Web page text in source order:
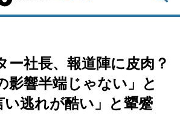
ー社長、報道陣に皮肉？
影響半端じゃない」と
い逃れが酷い」と顰蹙